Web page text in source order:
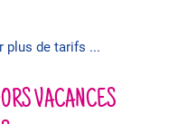
plus de tarifs ...
VACANCES